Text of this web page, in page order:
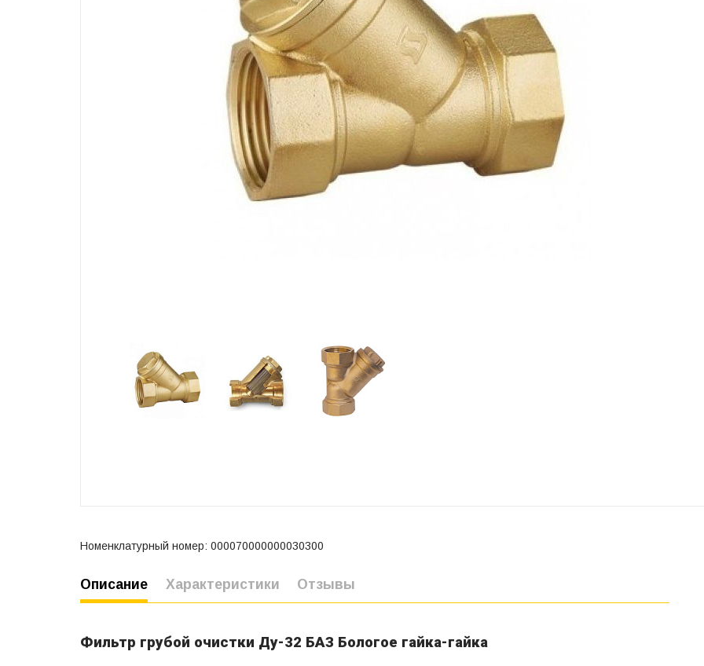
Номенклатурный номер: 000070000000030300
Описание Характеристики Отзывы
Фильтр грубой очистки Ду-32 БАЗ Бологое гайка-гайка